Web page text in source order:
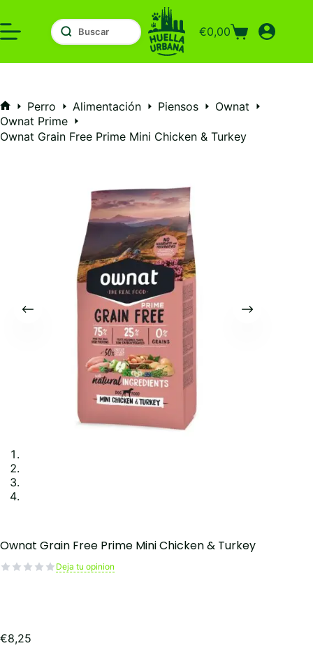
al
contenido
Carro
compra
€0,00
Inicio
Perro Alimentación Piensos
Ownat
Ownat Prime
Ownat Grain Free Prime Mini Chicken & Turkey
Ownat Grain Free Prime Mini Chicken & Turkey
Deja tu opinion
€8,25